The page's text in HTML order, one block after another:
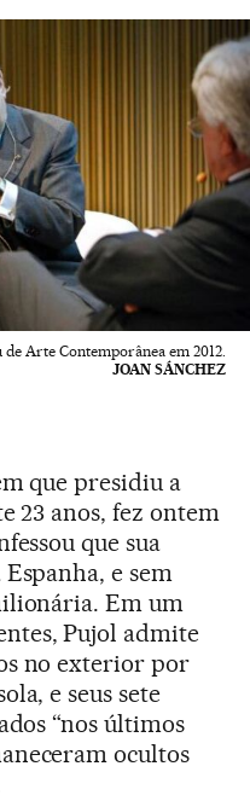
Arte Contemporânea em 2012.
JOAN SÁNCHEZ
que presidiu a
23 anos, fez ontem
que sua
e sem
Em um
Pujol admite
no exterior por
e seus sete
“nos últimos
ocultos